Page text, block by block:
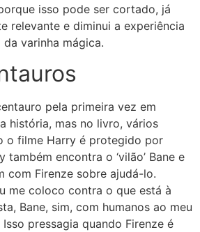
isso pode ser cortado, já
relevante e diminui a experiência
varinha mágica.
pela primeira vez em
história, mas no livro, vários
o filme Harry é protegido por
também encontra o ‘vilão’ Bane e
com Firenze sobre ajudá-lo.
me coloco contra o que está à
Bane, sim, com humanos ao meu
pressagia quando Firenze é